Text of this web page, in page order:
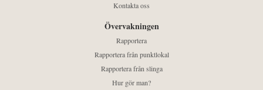
Kontakta oss
Övervakningen
Rapportera
Rapportera från punktlokal
Rapportera från slinga
Hur gör man?